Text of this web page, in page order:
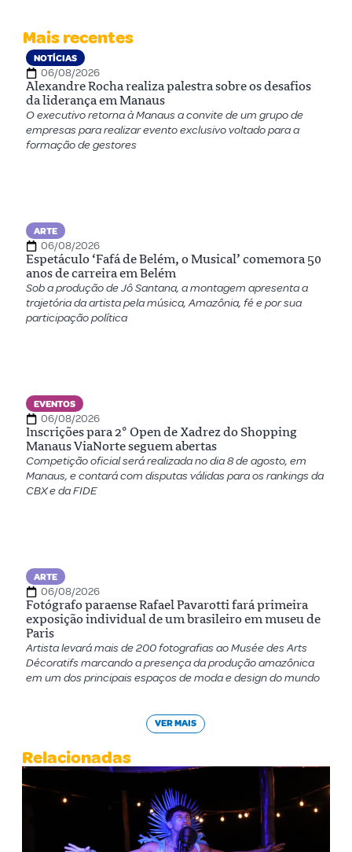
Mais recentes
NOTÍCIAS
06/08/2026
Alexandre Rocha realiza palestra sobre os desafios
da liderança em Manaus
O executivo retorna à Manaus a convite de um grupo de
empresas para realizar evento exclusivo voltado para a
formação de gestores
ARTE
06/08/2026
Espetáculo ‘Fafá de Belém, o Musical’ comemora 50
anos de carreira em Belém
Sob a produção de Jô Santana, a montagem apresenta a
trajetória da artista pela música, Amazônia, fé e por sua
participação política
EVENTOS
06/08/2026
Inscrições para 2º Open de Xadrez do Shopping
Manaus ViaNorte seguem abertas
Competição oficial será realizada no dia 8 de agosto, em
Manaus, e contará com disputas válidas para os rankings da
CBX e da FIDE
ARTE
06/08/2026
Fotógrafo paraense Rafael Pavarotti fará primeira
exposição individual de um brasileiro em museu de
Paris
Artista levará mais de 200 fotografias ao Musée des Arts
Décoratifs marcando a presença da produção amazônica
em um dos principais espaços de moda e design do mundo
VER MAIS
Relacionadas